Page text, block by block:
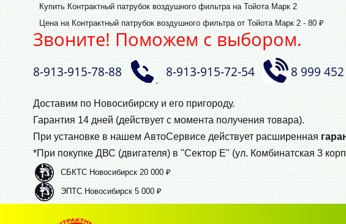
Купить Контрактный патрубок воздушного фильтра на Тойота Марк 2
Цена на Контрактный патрубок воздушного фильтра от Тойота Марк 2 - 80 ₽
Звоните! Поможем с выбором.
8‑913‑915‑78‑88
,
8‑913‑915‑72‑54 8 999
Доставим по Новосибирску и его пригороду.
Гарантия 14 дней (действует с момента получения товара).
При установке в нашем АвтоСервисе действует расширенная
*При покупке ДВС (двигателя) в "Сектор Е" (ул. Комбинатская 3
СБКТС Новосибирск 20 000 ₽
ЭПТС Новосибирск 5 000 ₽